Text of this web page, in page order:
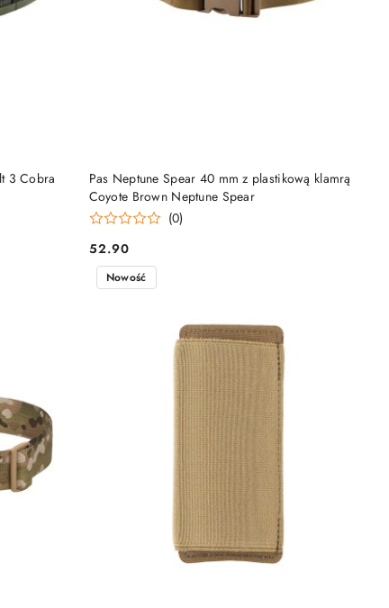
3 Cobra
Pas Neptune Spear 40 mm z plastikową klamrą
Coyote Brown Neptune Spear
(0)
Cena:
52.90
DO KOSZYKA
Nowość